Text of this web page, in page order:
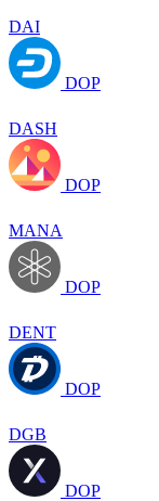
DAI
DOP
DASH
DOP
MANA
DOP
DENT
DOP
DGB
DOP